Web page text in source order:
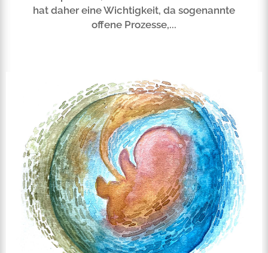
hat daher eine Wichtigkeit, da sogenannte
offene Prozesse,...